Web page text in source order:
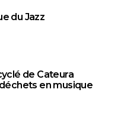
du Jazz
de Cateura
en musique